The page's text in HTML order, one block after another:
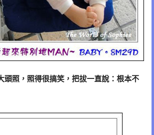
頭照，照得很搞笑，把拔一直說：根本不